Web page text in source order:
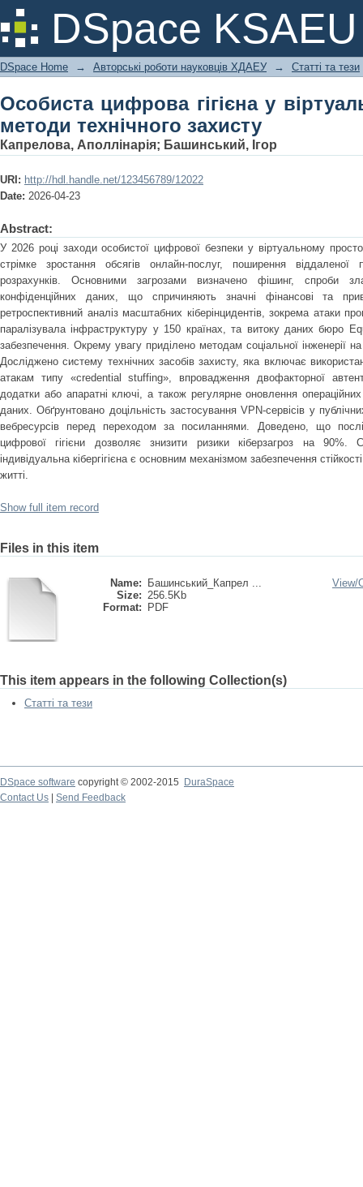
DSpace KSAEU
Особиста цифрова гігієна у
захисту
DSpace Home → Авторські роботи науковців ХДАЕУ → Статті та тези
Особиста цифрова гігієна у
методи технічного захисту
Капрелова, Аполлінарія; Башинський, Ігор
URI: http://hdl.handle.net/123456789/12022
Date: 2026-04-23
Abstract:
У 2026 році заходи особистої цифрової безпеки у віртуальному
стрімке зростання обсягів онлайн-послуг, поширення віддаленої
розрахунків. Основними загрозами визначено фішинг, спроби
конфіденційних даних, що спричиняють значні фінансові та
ретроспективний аналіз масштабних кіберінцидентів, зокрема атаки
паралізувала інфраструктуру у 150 країнах, та витоку даних бюро
забезпечення. Окрему увагу приділено методам соціальної інженерії
Досліджено систему технічних засобів захисту, яка включає
атакам типу «credential stuffing», впровадження двофакторної
додатки або апаратні ключі, а також регулярне оновлення
даних. Обґрунтовано доцільність застосування VPN-сервісів у
вебресурсів перед переходом за посиланнями. Доведено, що
цифрової гігієни дозволяє знизити ризики кіберзагроз на
індивідуальна кібергігієна є основним механізмом забезпечення
житті.
Show full item record
Files in this item
Name:
Башинський_Капрел ...
Size: 256.5Kb
Format:
PDF
View/
This item appears in the following Collection(s)
Статті та тези
DSpace software copyright © 2002-2015
DuraSpace
Contact Us
Send Feedback